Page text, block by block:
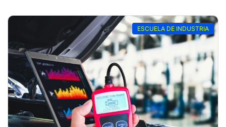
ESCUELA DE INDUSTRIA